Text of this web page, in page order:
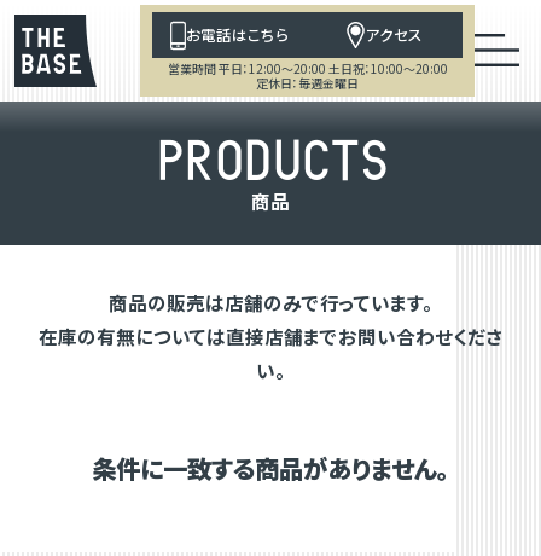
お電話はこちら アクセス
営業時間 平日：12:00～20:00 土日祝：10:00～20:00
定休日：毎週金曜日
PRODUCTS
商品
商品の販売は店舗のみで行っています。
在庫の有無については直接店舗までお問い合わせくださ
い。
条件に一致する商品がありません。